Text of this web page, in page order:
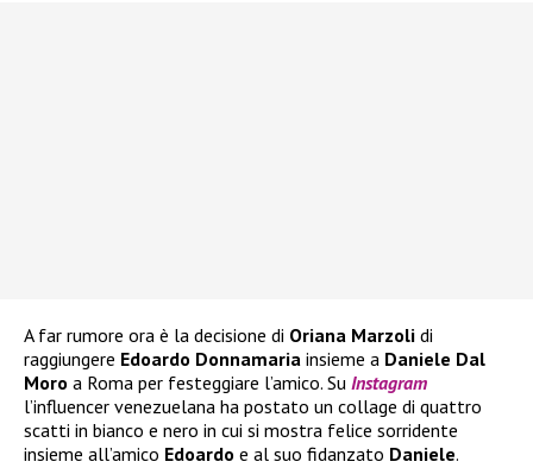
A far rumore ora è la decisione di Oriana Marzoli di
raggiungere Edoardo Donnamaria insieme a Daniele Dal
Moro a Roma per festeggiare l’amico. Su Instagram
l’influencer venezuelana ha postato un collage di quattro
scatti in bianco e nero in cui si mostra felice sorridente
insieme all’amico Edoardo e al suo fidanzato Daniele.